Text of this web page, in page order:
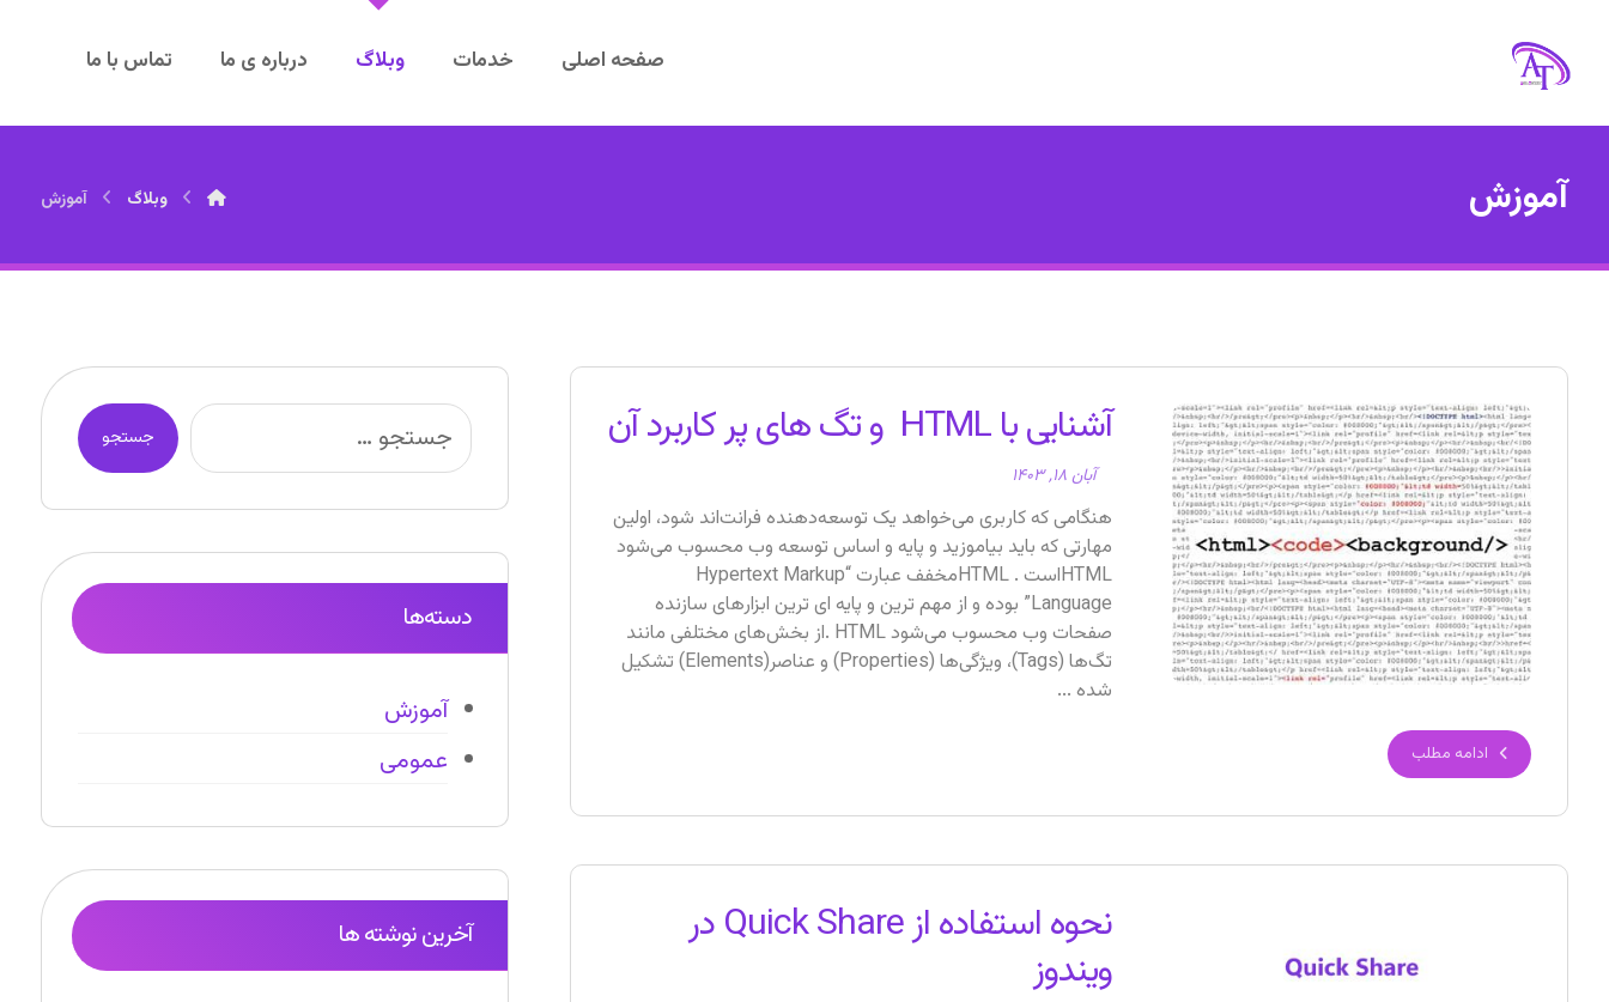
صفحه اصلی خدمات وبلاگ درباره ی ما تماس با ما
آموزش وبلاگ آموزش
آشنایی با HTML و تگ های پر کاربرد آن
آبان ۱۸, ۱۴۰۳
هنگامی‌ که کاربری می‌خواهد یک توسعه‌دهنده فرانت‌اند شود، اولین
مهارتی که باید بیاموزید و پایه و اساس توسعه وب محسوب می‌شود
HTMLاست . HTMLمخفف عبارت “Hypertext Markup
Language” بوده و از مهم ‌ترین و پایه‌ ای ‌ترین ابزارهای سازنده
صفحات وب محسوب می‌شود HTML .از بخش‌های مختلفی مانند
تگ‌ها (Tags)، ویژگی‌ها (Properties) و عناصر(Elements) تشکیل
شده ...
ادامه مطلب
نحوه استفاده از Quick Share در
ویندوز
جستجو
دسته‌ها
آموزش
عمومی
آخرین نوشته ها